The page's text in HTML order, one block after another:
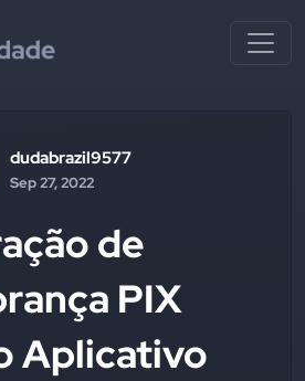
dudabrazil9577
Sep 27, 2022
de
PIX
Aplicativo